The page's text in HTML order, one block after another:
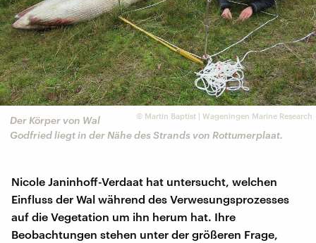
© Martin Baptist | Wageningen Marine Research
Der Körper von Wal
Godfried liegt in der Nähe des Strands von Rottumerplaat.
Nicole Janinhoff-Verdaat hat untersucht, welchen
Einfluss der Wal während des Verwesungsprozesses
auf die Vegetation um ihn herum hat. Ihre
Beobachtungen stehen unter der größeren Frage,